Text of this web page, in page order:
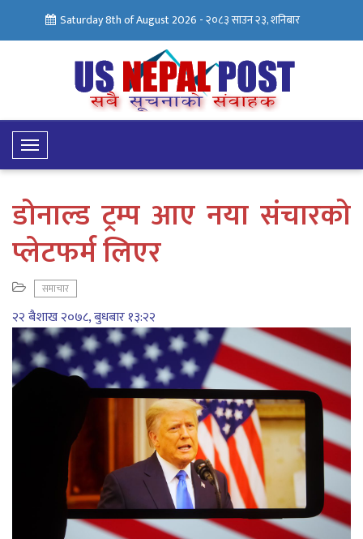
Saturday 8th of August 2026 -२०८३ साउन २३, शनिबार
Toggle
Navigation
डोनाल्ड ट्रम्प आए नया संचारको
प्लेटफर्म लिएर
समाचार
२२ बैशाख २०७८, बुधबार १३:२२